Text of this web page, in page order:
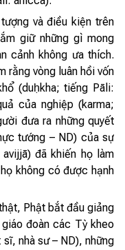
và điều kiện trên
giữ những gì mong
cảnh không ưa thích.
rằng vòng luân hồi vốn
(duḥkha; tiếng Pāli:
của nghiệp (karma;
đưa ra những quyết
tướng – ND) của sự
đã khiến họ làm
không có được hạnh
Phật bắt đầu giảng
đoàn các Tỳ kheo
nhà sư – ND), những